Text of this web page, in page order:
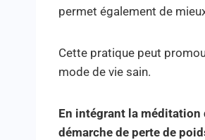
permet également de
Cette pratique peut
mode de vie sain.
En intégrant la
démarche de perte de